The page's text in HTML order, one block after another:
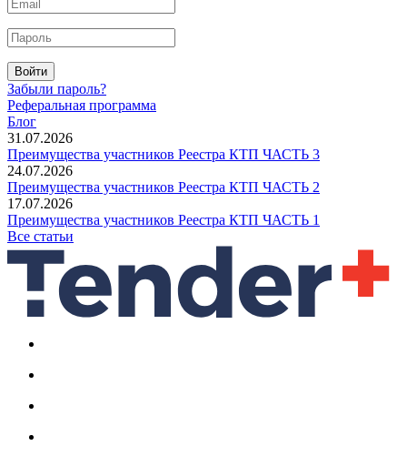
Войти
Забыли пароль?
Реферальная программа
Блог
31.07.2026
Преимущества участников Реестра КТП ЧАСТЬ 3
24.07.2026
Преимущества участников Реестра КТП ЧАСТЬ 2
17.07.2026
Преимущества участников Реестра КТП ЧАСТЬ 1
Все статьи